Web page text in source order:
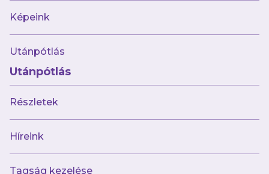
Képeink
Utánpótlás
Utánpótlás
Részletek
Híreink
Tagság kezelése
FC
55 kép